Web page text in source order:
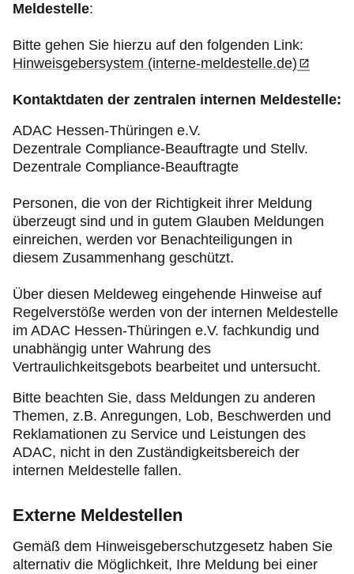
Meldestelle:
Bitte gehen Sie hierzu auf den folgenden Link:
Hinweisgebersystem (interne-meldestelle.de)
Kontaktdaten der zentralen internen Meldestelle:
ADAC Hessen-Thüringen e.V.
Dezentrale Compliance-Beauftragte und Stellv.
Dezentrale Compliance-Beauftragte
Personen, die von der Richtigkeit ihrer Meldung
überzeugt sind und in gutem Glauben Meldungen
einreichen, werden vor Benachteiligungen in
diesem Zusammenhang geschützt.
Über diesen Meldeweg eingehende Hinweise auf
Regelverstöße werden von der internen Meldestelle
im ADAC Hessen-Thüringen e.V. fachkundig und
unabhängig unter Wahrung des
Vertraulichkeitsgebots bearbeitet und untersucht.
Bitte beachten Sie, dass Meldungen zu anderen
Themen, z.B. Anregungen, Lob, Beschwerden und
Reklamationen zu Service und Leistungen des
ADAC, nicht in den Zuständigkeitsbereich der
internen Meldestelle fallen.
Externe Meldestellen
Gemäß dem Hinweisgeberschutzgesetz haben Sie
alternativ die Möglichkeit, Ihre Meldung bei einer